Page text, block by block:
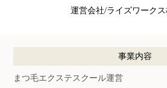
運営会社/ライズワーク
事業内容
まつ毛エクステスクール運営